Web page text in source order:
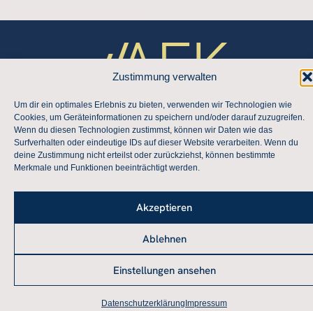
Zustimmung verwalten
Um dir ein optimales Erlebnis zu bieten, verwenden wir Technologien wie
Cookies, um Geräteinformationen zu speichern und/oder darauf zuzugreifen.
Wenn du diesen Technologien zustimmst, können wir Daten wie das
Surfverhalten oder eindeutige IDs auf dieser Website verarbeiten. Wenn du
deine Zustimmung nicht erteilst oder zurückziehst, können bestimmte
Merkmale und Funktionen beeinträchtigt werden.
Akzeptieren
Ablehnen
Einstellungen ansehen
Datenschutzerklärung Impressum
Infos
Über
Arbeitskreise
Arbeitskreise
Friedensforscherinnen
Nachwuchsförderung
Junge
Christiane-
Rajewsky-
Preis
RechtlichesSocial
Media